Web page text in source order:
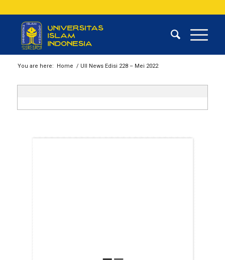
You are here: Home / UII News Edisi 228 – Mei 2022